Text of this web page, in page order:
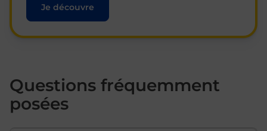
Je découvre
Questions fréquemment
posées